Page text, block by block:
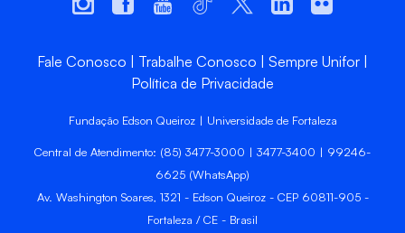
Fale Conosco Trabalhe Conosco
Sempre Unifor
Política de Privacidade
Fundação Edson Queiroz | Universidade de Fortaleza
Central de Atendimento: (85) 3477-3000 | 3477-3400 | 99246-
6625 (WhatsApp)
Av. Washington Soares, 1321 - Edson Queiroz - CEP 60811-905 -
Fortaleza / CE - Brasil